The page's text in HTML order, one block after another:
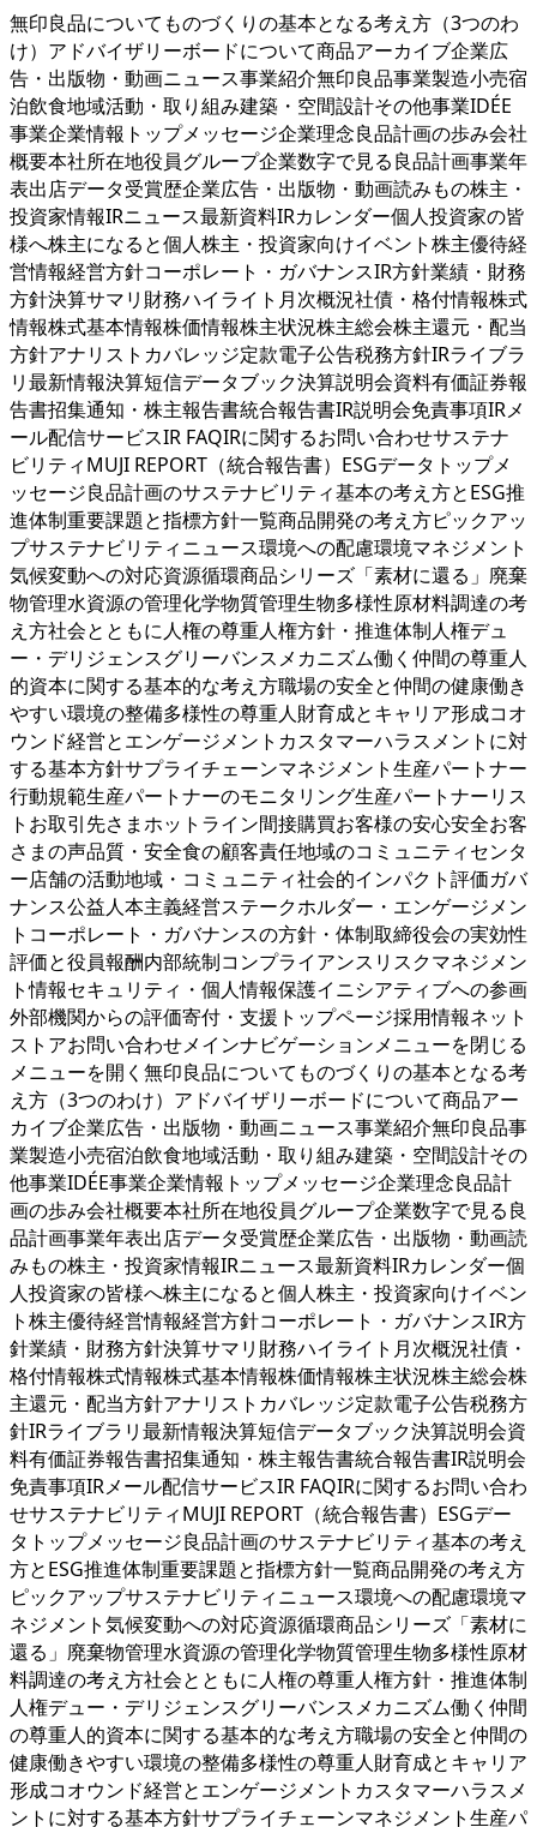
無印良品についてものづくりの基本となる考え方（3つのわ
け）アドバイザリーボードについて商品アーカイブ企業広
告・出版物・動画ニュース事業紹介無印良品事業製造小売宿
泊飲食地域活動・取り組み建築・空間設計その他事業IDÉE
事業企業情報トップメッセージ企業理念良品計画の歩み会社
概要本社所在地役員グループ企業数字で見る良品計画事業年
表出店データ受賞歴企業広告・出版物・動画読みもの株主・
投資家情報IRニュース最新資料IRカレンダー個人投資家の皆
様へ株主になると個人株主・投資家向けイベント株主優待経
営情報経営方針コーポレート・ガバナンスIR方針業績・財務
方針決算サマリ財務ハイライト月次概況社債・格付情報株式
情報株式基本情報株価情報株主状況株主総会株主還元・配当
方針アナリストカバレッジ定款電子公告税務方針IRライブラ
リ最新情報決算短信データブック決算説明会資料有価証券報
告書招集通知・株主報告書統合報告書IR説明会免責事項IRメ
ール配信サービスIR FAQIRに関するお問い合わせサステナ
ビリティMUJI REPORT（統合報告書）ESGデータトップメ
ッセージ良品計画のサステナビリティ基本の考え方とESG推
進体制重要課題と指標方針一覧商品開発の考え方ピックアッ
プサステナビリティニュース環境への配慮環境マネジメント
気候変動への対応資源循環商品シリーズ「素材に還る」廃棄
物管理水資源の管理化学物質管理生物多様性原材料調達の考
え方社会とともに人権の尊重人権方針・推進体制人権デュ
ー・デリジェンスグリーバンスメカニズム働く仲間の尊重人
的資本に関する基本的な考え方職場の安全と仲間の健康働き
やすい環境の整備多様性の尊重人財育成とキャリア形成コオ
ウンド経営とエンゲージメントカスタマーハラスメントに対
する基本方針サプライチェーンマネジメント生産パートナー
行動規範生産パートナーのモニタリング生産パートナーリス
トお取引先さまホットライン間接購買お客様の安心安全お客
さまの声品質・安全食の顧客責任地域のコミュニティセンタ
ー店舗の活動地域・コミュニティ社会的インパクト評価ガバ
ナンス公益人本主義経営ステークホルダー・エンゲージメン
トコーポレート・ガバナンスの方針・体制取締役会の実効性
評価と役員報酬内部統制コンプライアンスリスクマネジメン
ト情報セキュリティ・個人情報保護イニシアティブへの参画
外部機関からの評価寄付・支援トップページ採用情報ネット
ストアお問い合わせメインナビゲーションメニューを閉じる
メニューを開く 無印良品についてものづくりの基本となる考
え方（3つのわけ）アドバイザリーボードについて商品アー
カイブ企業広告・出版物・動画ニュース事業紹介無印良品事
業製造小売宿泊飲食地域活動・取り組み建築・空間設計その
他事業IDÉE事業企業情報トップメッセージ企業理念良品計
画の歩み会社概要本社所在地役員グループ企業数字で見る良
品計画事業年表出店データ受賞歴企業広告・出版物・動画読
みもの株主・投資家情報IRニュース最新資料IRカレンダー個
人投資家の皆様へ株主になると個人株主・投資家向けイベン
ト株主優待経営情報経営方針コーポレート・ガバナンスIR方
針業績・財務方針決算サマリ財務ハイライト月次概況社債・
格付情報株式情報株式基本情報株価情報株主状況株主総会株
主還元・配当方針アナリストカバレッジ定款電子公告税務方
針IRライブラリ最新情報決算短信データブック決算説明会資
料有価証券報告書招集通知・株主報告書統合報告書IR説明会
免責事項IRメール配信サービスIR FAQIRに関するお問い合わ
せサステナビリティMUJI REPORT（統合報告書）ESGデー
タトップメッセージ良品計画のサステナビリティ基本の考え
方とESG推進体制重要課題と指標方針一覧商品開発の考え方
ピックアップサステナビリティニュース環境への配慮環境マ
ネジメント気候変動への対応資源循環商品シリーズ「素材に
還る」廃棄物管理水資源の管理化学物質管理生物多様性原材
料調達の考え方社会とともに人権の尊重人権方針・推進体制
人権デュー・デリジェンスグリーバンスメカニズム働く仲間
の尊重人的資本に関する基本的な考え方職場の安全と仲間の
健康働きやすい環境の整備多様性の尊重人財育成とキャリア
形成コオウンド経営とエンゲージメントカスタマーハラスメ
ントに対する基本方針サプライチェーンマネジメント生産パ